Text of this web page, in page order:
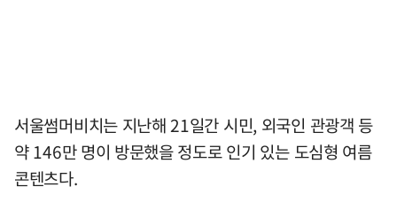
서울썸머비치는 지난해 21일간 시민, 외국인 관광객 등
약 146만 명이 방문했을 정도로 인기 있는 도심형 여름
콘텐츠다.